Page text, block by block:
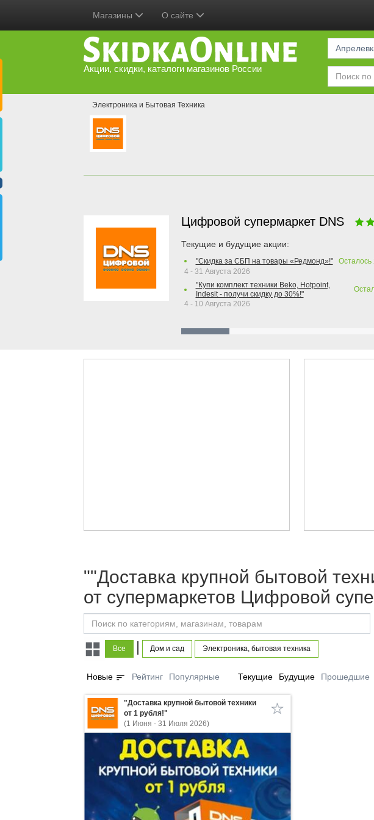
Магазины О сайте
Акции, скидки, каталоги магазинов России
Электроника и Бытовая Техника
Цифровой супермаркет DNS
Текущие и будущие акции:
"Скидка за СБП на товары «Редмонд»!" Осталось
4 - 31 Августа 2026
"Купи комплект техники Beko, Hotpoint,
Indesit - получи скидку до 30%!"
4 - 10 Августа 2026
""Доставка крупной бытовой
от супермаркетов Цифровой
Все | Дом и сад Электроника, бытовая техника
Новые sort Рейтинг Популярные Текущие Будущие Прошедшие
"Доставка крупной бытовой техники
от 1 рубля!"
(1 Июня - 31 Июля 2026)